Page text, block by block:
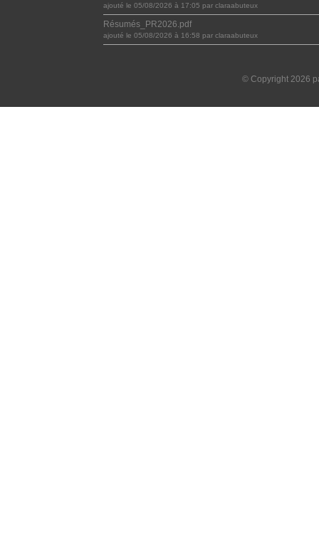
ajouté le 05/08/2026 à 17:05 par claraabuteux
Résumés_PR2026.pdf
ajouté le 05/08/2026 à 16:58 par claraabuteux
© Copyright 2026